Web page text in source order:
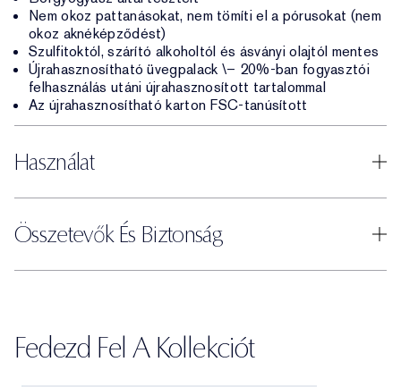
Nem okoz pattanásokat, nem tömíti el a pórusokat (nem
okoz aknéképződést)
Szulfitoktól, szárító alkoholtól és ásványi olajtól mentes
Újrahasznosítható üvegpalack \– 20%-ban fogyasztói
felhasználás utáni újrahasznosított tartalommal
Az újrahasznosítható karton FSC-tanúsított
Használat
Összetevők És Biztonság
Fedezd Fel A Kollekciót